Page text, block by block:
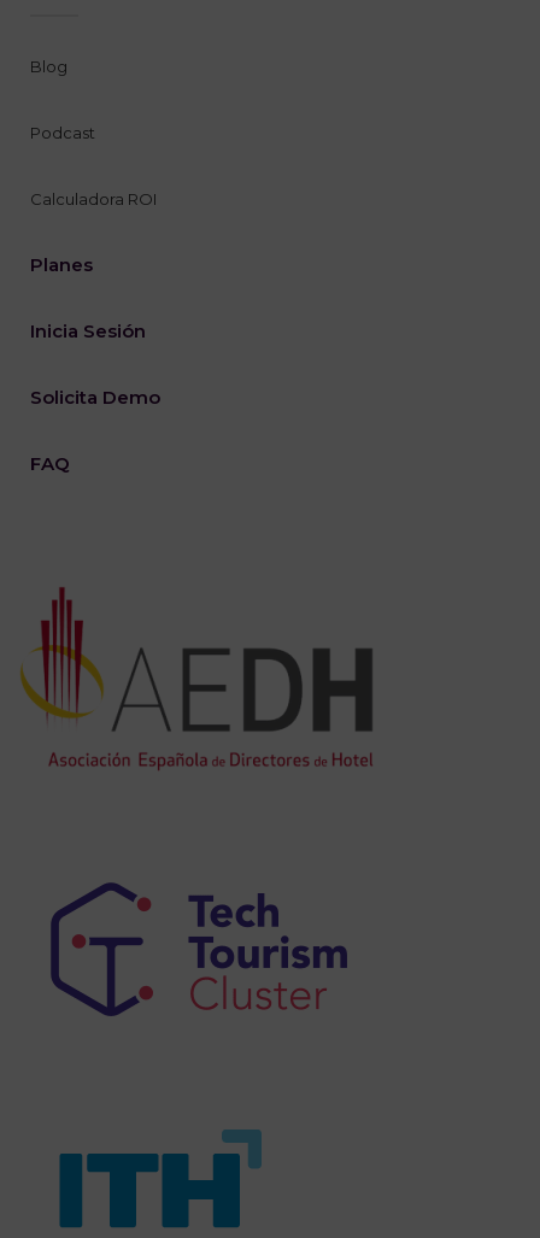
Blog
Podcast
Calculadora ROI
Planes
Inicia Sesión
Solicita Demo
FAQ